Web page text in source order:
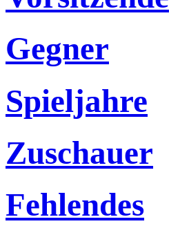
Gegner
Spieljahre
Zuschauer
Fehlendes